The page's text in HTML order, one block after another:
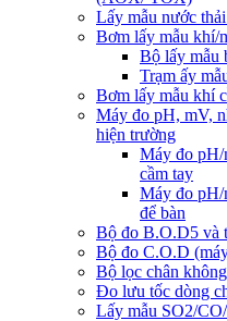
Lấy mẫu nước
Bơm lấy mẫu khí/
Bộ lấy mẫu
Trạm ấy
Bơm lấy mẫu khí
Máy đo pH, mV,
hiện trường
Máy đo
cầm tay
Máy đo
để bàn
Bộ đo B.O.D5 và
Bộ đo C.O.D
Bộ lọc chân
Đo lưu tốc dòng
Lấy mẫu SO2/